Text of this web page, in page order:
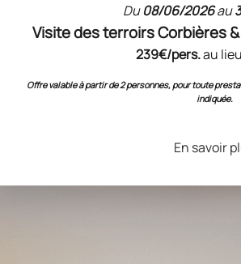
Du08/06/2026au
Visite des terroirs Corbières
239€/pers.au
Offre valable à partir de 2 personnes, pour toute
indiquée.
En savoir
ses sensations.